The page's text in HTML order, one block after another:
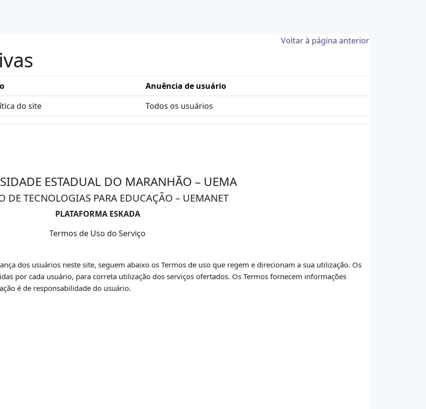
Voltar à página anterior
Anuência de usuário
do site Todos os usuários
ESTADUAL DO MARANHÃO – UEMA
DE TECNOLOGIAS PARA EDUCAÇÃO – UEMANET
PLATAFORMA ESKADA
Termos de Uso do Serviço
dos usuários neste site, seguem abaixo os Termos de uso que regem e direcionam a sua utilização. Os
por cada usuário, para correta utilização dos serviços ofertados. Os Termos fornecem informações
é de responsabilidade do usuário.